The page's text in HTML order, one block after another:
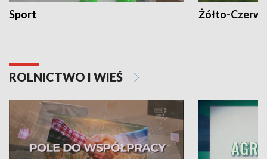
Sport Żółto-
ROLNICTWO I WIEŚ